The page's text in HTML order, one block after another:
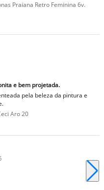
Praiana Retro Feminina 6v.
e bem projetada.
pela beleza da pintura e
Aro 20